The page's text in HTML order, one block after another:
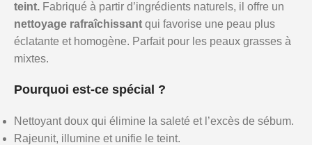
teint. Fabriqué à partir d’ingrédients naturels, il offre un
nettoyage rafraîchissant qui favorise une peau plus
éclatante et homogène. Parfait pour les peaux grasses à
mixtes.
Pourquoi est-ce spécial ?
Nettoyant doux qui élimine la saleté et l’excès de sébum.
Rajeunit, illumine et unifie le teint.